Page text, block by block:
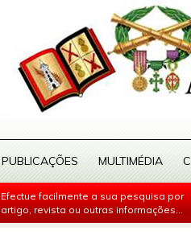
PUBLICAÇÕES MULTIMÉDIA
Efectue facilmente a sua pesquisa por
artigo, revista ou outras informações...